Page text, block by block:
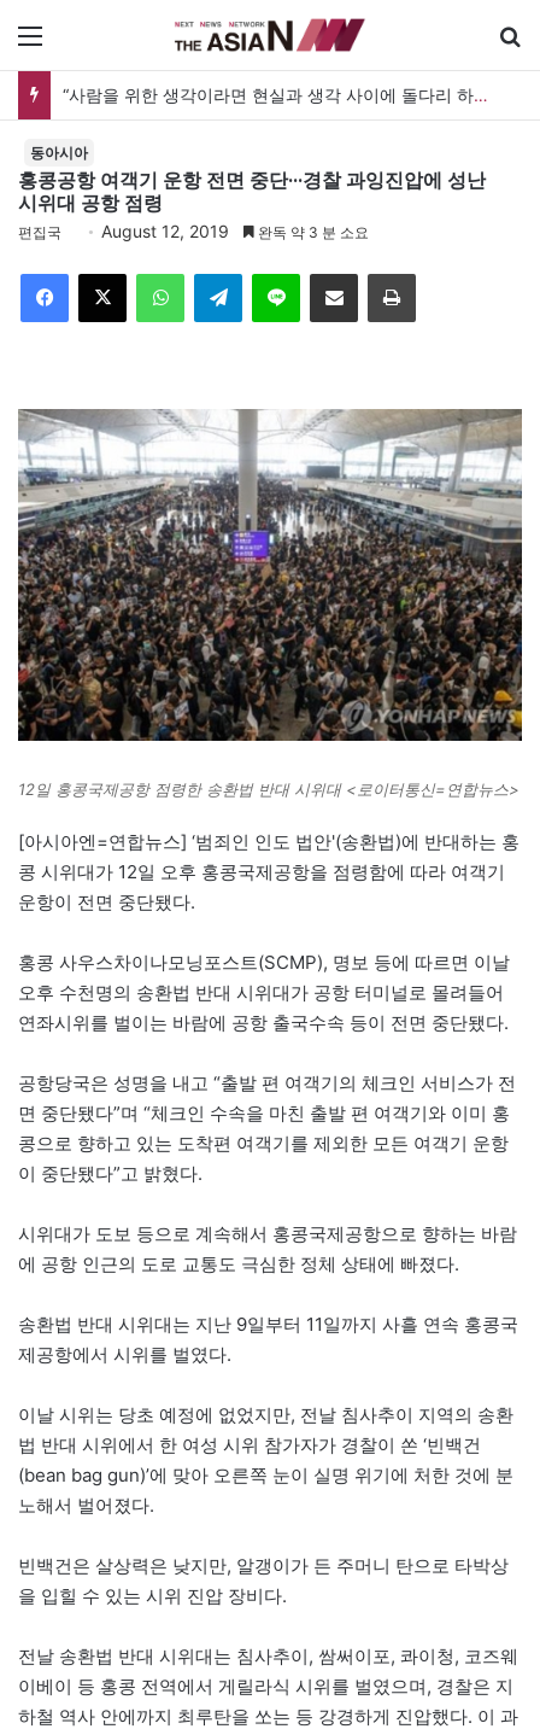
“사람을 위한 생각이라면 현실과 생각 사이에 돌다리 하나는 놓아야 하지 않을까”
동아시아
홍콩공항 여객기 운항 전면 중단···경찰 과잉진압에 성난
시위대 공항 점령
편집국 August 12, 2019 완독 약 3 분 소요
Telegram 이메일
12일 홍콩국제공항 점령한 송환법 반대 시위대 <로이터통신=연합뉴스>
[아시아엔=연합뉴스] ‘범죄인 인도 법안'(송환법)에 반대하는 홍
콩 시위대가 12일 오후 홍콩국제공항을 점령함에 따라 여객기
운항이 전면 중단됐다.
홍콩 사우스차이나모닝포스트(SCMP), 명보 등에 따르면 이날
오후 수천명의 송환법 반대 시위대가 공항 터미널로 몰려들어
연좌시위를 벌이는 바람에 공항 출국수속 등이 전면 중단됐다.
공항당국은 성명을 내고 “출발 편 여객기의 체크인 서비스가 전
면 중단됐다”며 “체크인 수속을 마친 출발 편 여객기와 이미 홍
콩으로 향하고 있는 도착편 여객기를 제외한 모든 여객기 운항
이 중단됐다”고 밝혔다.
시위대가 도보 등으로 계속해서 홍콩국제공항으로 향하는 바람
에 공항 인근의 도로 교통도 극심한 정체 상태에 빠졌다.
송환법 반대 시위대는 지난 9일부터 11일까지 사흘 연속 홍콩국
제공항에서 시위를 벌였다.
이날 시위는 당초 예정에 없었지만, 전날 침사추이 지역의 송환
법 반대 시위에서 한 여성 시위 참가자가 경찰이 쏜 ‘빈백건
(bean bag gun)’에 맞아 오른쪽 눈이 실명 위기에 처한 것에 분
노해서 벌어졌다.
빈백건은 살상력은 낮지만, 알갱이가 든 주머니 탄으로 타박상
을 입힐 수 있는 시위 진압 장비다.
전날 송환법 반대 시위대는 침사추이, 쌈써이포, 콰이청, 코즈웨
이베이 등 홍콩 전역에서 게릴라식 시위를 벌였으며, 경찰은 지
하철 역사 안에까지 최루탄을 쏘는 등 강경하게 진압했다. 이 과